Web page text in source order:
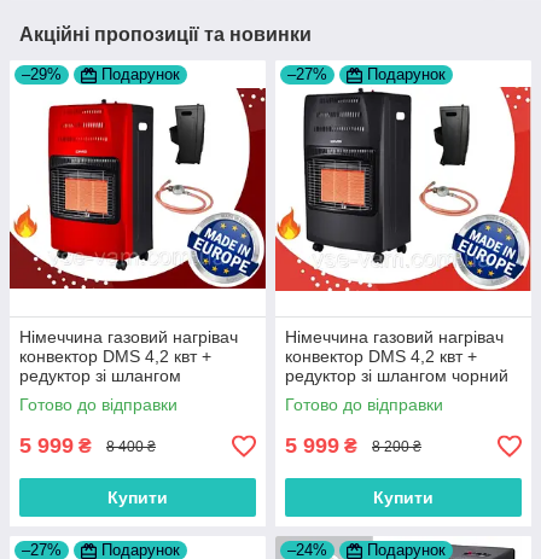
Акційні пропозиції та новинки
–29% Подарунок
Німеччина газовий нагрівач
конвектор DMS 4,2 квт +
редуктор зі шлангом
Готово до відправки
5 999 ₴ 8 400 ₴
Купити
–27% Подарунок
Німеччина газовий нагрівач
конвектор DMS 4,2 квт +
редуктор зі шлангом чорний
колір
Готово до відправки
5 999 ₴ 8 200 ₴
Купити
–27% Подарунок –24% Подарунок